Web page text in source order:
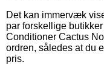
Det kan immervæk
par forskellige
Conditioner Cactus
ordren, således at du
pris.